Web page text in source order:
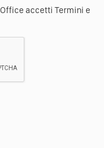
accetti Termini e